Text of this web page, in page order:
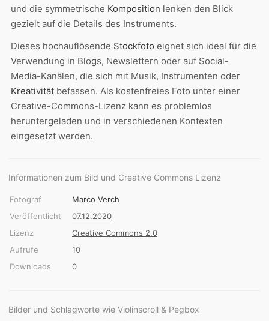
und die symmetrische Komposition lenken den Blick
gezielt auf die Details des Instruments.
Dieses hochauflösende Stockfoto eignet sich ideal für die
Verwendung in Blogs, Newslettern oder auf Social-
Media-Kanälen, die sich mit Musik, Instrumenten oder
Kreativität befassen. Als kostenfreies Foto unter einer
Creative-Commons-Lizenz kann es problemlos
heruntergeladen und in verschiedenen Kontexten
eingesetzt werden.
Informationen zum Bild und Creative Commons Lizenz
Fotograf
Marco Verch
Veröffentlicht
07.12.2020
Lizenz
Creative Commons 2.0
Aufrufe
10
Downloads
0
Bilder und Schlagworte wie Violinscroll & Pegbox